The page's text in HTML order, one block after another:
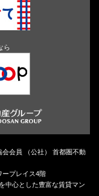
ら
会員 （公社） 首都圏不動
プレイス4階
中心とした豊富な賃貸マン